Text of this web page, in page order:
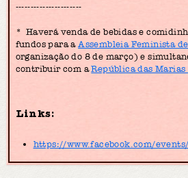
----------------------
* Haverá venda de bebidas e
fundos para aAssembleia Feminista
organização do 8 de março) e
contribuir com aRepública das
Links:
https://www.facebook.com/